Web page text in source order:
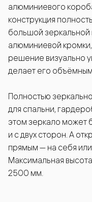
алюминиевого
конструкция
большой зеркальной
алюминиевой
решение визуально
делает его
Полностью
для спальни,
этом зеркало может
и с двух сторон. А
прямым — на себя
Максимальная
2500 мм.